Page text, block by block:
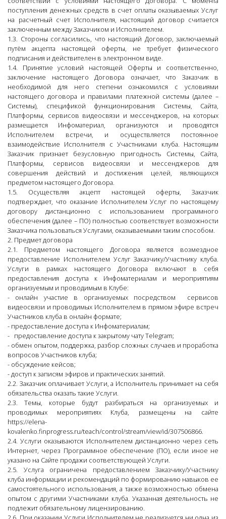
поступления денежных средств в счет оплаты оказываемых Услуг
на расчетный счет Исполнителя, настоящий договор считается
заключенным между Заказчиком и Исполнителем.
1.3. Стороны согласились, что настоящий Договор, заключаемый
путём акцепта настоящей оферты, не требует физического
подписания и действителен в электронном виде.
1.4. Принятие условий настоящей Оферты и соответственно,
заключение настоящего Договора означает, что Заказчик в
необходимой для него степени ознакомился с условиями
настоящего договора и правилами платежной системы (далее –
Системы), спецификой функционирования Системы, Сайта,
Платформы, сервисов видеосвязи и мессенджеров, на которых
размещается Инфоматериал, организуются и проводятся
Исполнителем встречи, и осуществляется постоянное
взаимодействие Исполнителя с Участниками клуба. Настоящим
Заказчик признает безусловную пригодность Системы, Сайта,
Платформы, сервисов видеосвязи и мессенджеров для
совершения действий и достижения целей, являющихся
предметом настоящего Договора.
1.5. Осуществляя акцепт настоящей оферты, Заказчик
подтверждает, что оказание Исполнителем Услуг по настоящему
договору дистанционно с использованием программного
обеспечения (далее – ПО) полностью соответствует возможности
Заказчика пользоваться Услугами, оказываемыми таким способом.
2. Предмет договора
2.1. Предметом настоящего Договора является возмездное
предоставление Исполнителем Услуг Заказчику/Участнику клуба.
Услуги в рамках настоящего Договора включают в себя
предоставления доступа к Инфоматериалам и мероприятиям
организуемым и проводимым в Клубе:
- онлайн участие в организуемых посредством сервисов
видеосвязи и проводимых Исполнителем в прямом эфире встреч
Участников клуба в онлайн формате;
- предоставление доступа к Инфоматериалам;
- предоставление доступа к закрытому чату Telegram;
- обмен опытом, поддержка, разбор сложных случаев и проработка
вопросов Участников клуба;
- обсуждение кейсов;
- доступ к записям эфиров и практических занятий.
2.2. Заказчик оплачивает Услуги, а Исполнитель принимает на себя
обязательства оказать такие Услуги.
2.3. Темы, которые будут разбираться на организуемых и
проводимых мероприятиях Клуба, размещены на сайте
https://elena-
kovalenko.finprogress.ru/teach/control/stream/view/id/307506866.
2.4. Услуги оказываются Исполнителем дистанционно через сеть
Интернет, через Программное обеспечение (ПО), если иное не
указано на Сайте продажи соответствующей Услуги.
2.5. Услуга ограничена предоставлением Заказчику/Участнику
клуба информации и рекомендаций по формированию навыков ее
самостоятельного использования, а также возможностью обмена
опытом с другими Участниками клуба. Указанная деятельность не
подлежит обязательному лицензированию.